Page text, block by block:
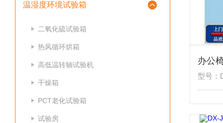
温湿度环境试验箱
二氧化硫试验箱
热风循环烘箱
高低温转轴试验机
干燥箱
PCT老化试验箱
试验房
办公
型号：